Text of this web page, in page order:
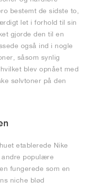
bestemt de sidste to,
let i forhold til sin
gjorde den til en
også ind i nogle
såsom synlig
blev opnået med
sølvtoner på den
etablerede Nike
andre populære
fungerede som en
niche blød